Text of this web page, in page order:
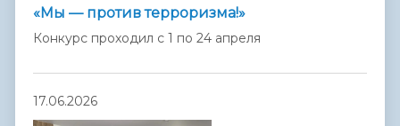
«Мы — против терроризма!»
Конкурс проходил с 1 по 24 апреля
17.06.2026